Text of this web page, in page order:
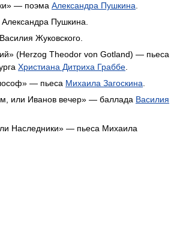
— поэма Александра Пушкина
Пушкина.
Жуковского.
(Herzog Theodor von Gotland) — пьеса
Христиана Дитриха Граббе
— пьеса Михаила Загоскина
или Иванов вечер» — баллада Василия
Наследники» — пьеса Михаила